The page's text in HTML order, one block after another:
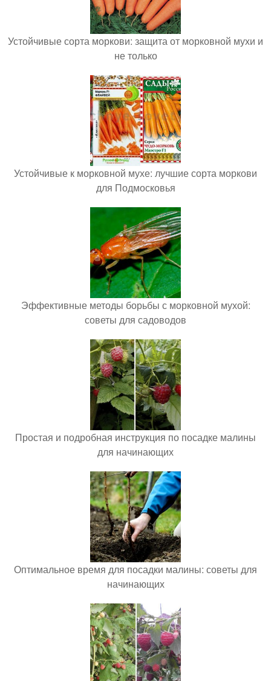
Устойчивые сорта моркови: защита от морковной мухи и
не только
Устойчивые к морковной мухе: лучшие сорта моркови
для Подмосковья
Эффективные методы борьбы с морковной мухой:
советы для садоводов
Простая и подробная инструкция по посадке малины
для начинающих
Оптимальное время для посадки малины: советы для
начинающих